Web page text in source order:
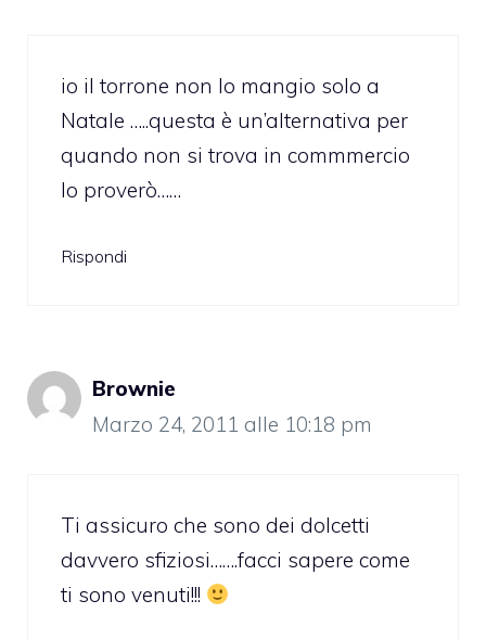
io il torrone non lo mangio solo a
Natale …..questa è un’alternativa per
quando non si trova in commmercio
lo proverò……
Rispondi
Brownie
Marzo 24, 2011 alle 10:18 pm
Ti assicuro che sono dei dolcetti
davvero sfiziosi…….facci sapere come
ti sono venuti!!!